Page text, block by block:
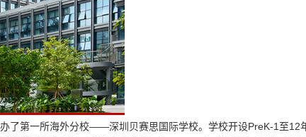
了第一所海外分校——深圳贝赛思国际学校。学校开设PreK-1至12